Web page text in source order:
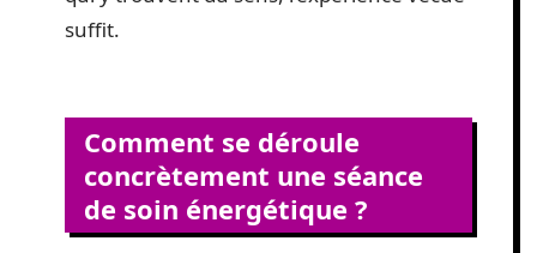
suffit.
Comment se déroule
concrètement une séance
de soin énergétique ?